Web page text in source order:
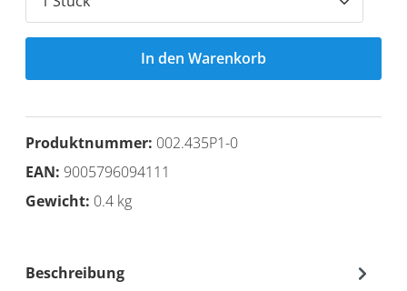
In den Warenkorb
Produktnummer: 002.435P1-0
EAN: 9005796094111
Gewicht: 0.4 kg
Beschreibung